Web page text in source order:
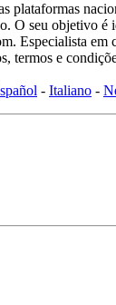
plataformas
seu objetivo
Especialista
termos e
- Italiano -